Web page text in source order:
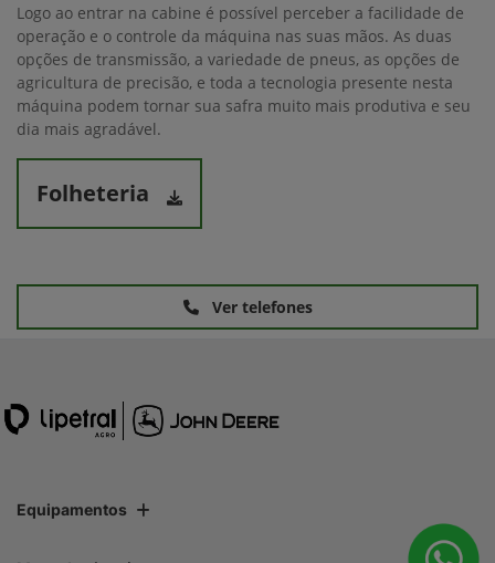
Logo ao entrar na cabine é possível perceber a facilidade de
operação e o controle da máquina nas suas mãos. As duas
opções de transmissão, a variedade de pneus, as opções de
agricultura de precisão, e toda a tecnologia presente nesta
máquina podem tornar sua safra muito mais produtiva e seu
dia mais agradável.
Folheteria
Ver telefones
Equipamentos